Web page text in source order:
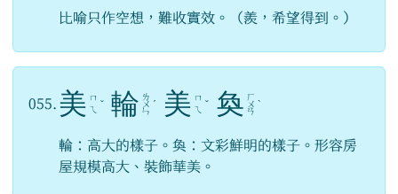
比喻只作空想，難收實效。（羨，希望得到。）
055. 美 ㄇ
ㄟ ˇ 輪 ㄌ
ㄨ
ㄣ
ˊ 美 ㄇ
ㄟ ˇ 奐 ㄏ
ㄨ
ㄢ
ˋ
輪：高大的樣子。奐：文彩鮮明的樣子。形容房
屋規模高大、裝飾華美。